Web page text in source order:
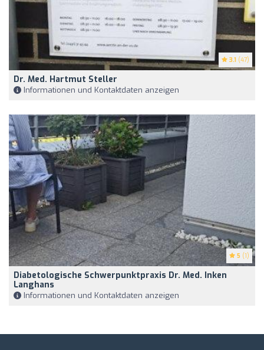
3.1 (47)
Dr. Med. Hartmut Steller
Informationen und Kontaktdaten anzeigen
5 (1)
Diabetologische Schwerpunktpraxis Dr. Med. Inken
Langhans
Informationen und Kontaktdaten anzeigen